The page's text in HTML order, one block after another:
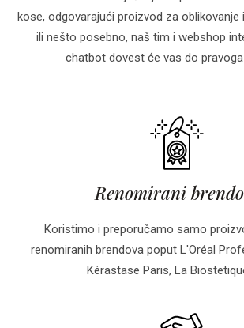
kose, odgovarajući proizvod za oblikovanje
ili nešto posebno, naš tim i webshop
chatbot dovest će vas do pravoga
Renomirani
Koristimo i preporučamo samo
renomiranih brendova poput L'Oréal
Kérastase Paris, La